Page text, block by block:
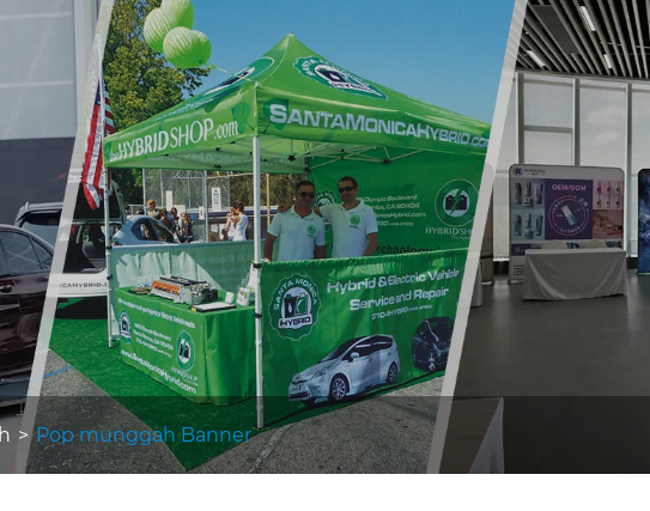
Pop munggah Banner